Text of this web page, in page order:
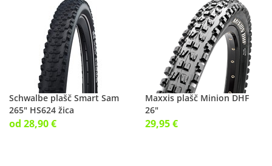
Schwalbe plašč Smart Sam
265" HS624 žica
od 28,90 €
Maxxis plašč Minion DHF
26"
29,95 €